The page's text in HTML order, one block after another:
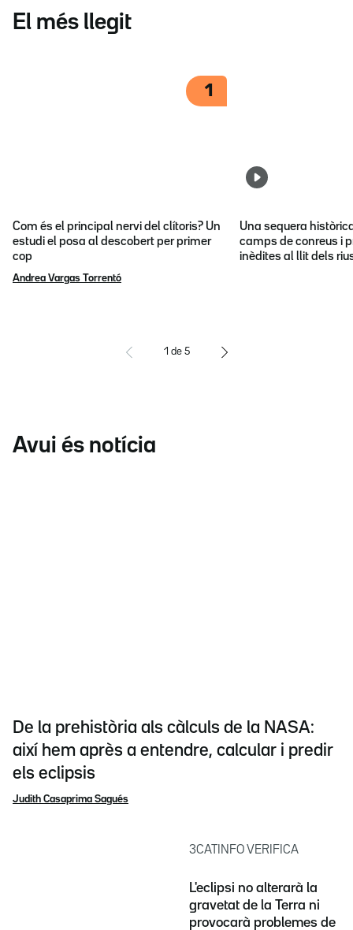
El més llegit
1
Com és el principal nervi del clítoris? Un
estudi el posa al descobert per primer
cop
Andrea Vargas Torrentó
Una sequera
camps de conreus i
inèdites al llit dels
1 de 5
Avui és notícia
De la prehistòria als càlculs de la NASA:
així hem après a entendre, calcular i predir
els eclipsis
Judith Casaprima Sagués
3CATINFO VERIFICA
L'eclipsi no alterarà la
gravetat de la Terra ni
provocarà problemes de